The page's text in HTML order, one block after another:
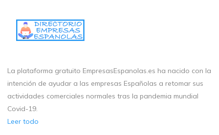
La plataforma gratuito EmpresasEspanolas.es ha nacido con la
intención de ayudar a las empresas Españolas a retomar sus
actividades comerciales normales tras la pandemia mundial
Covid-19.
Leer todo